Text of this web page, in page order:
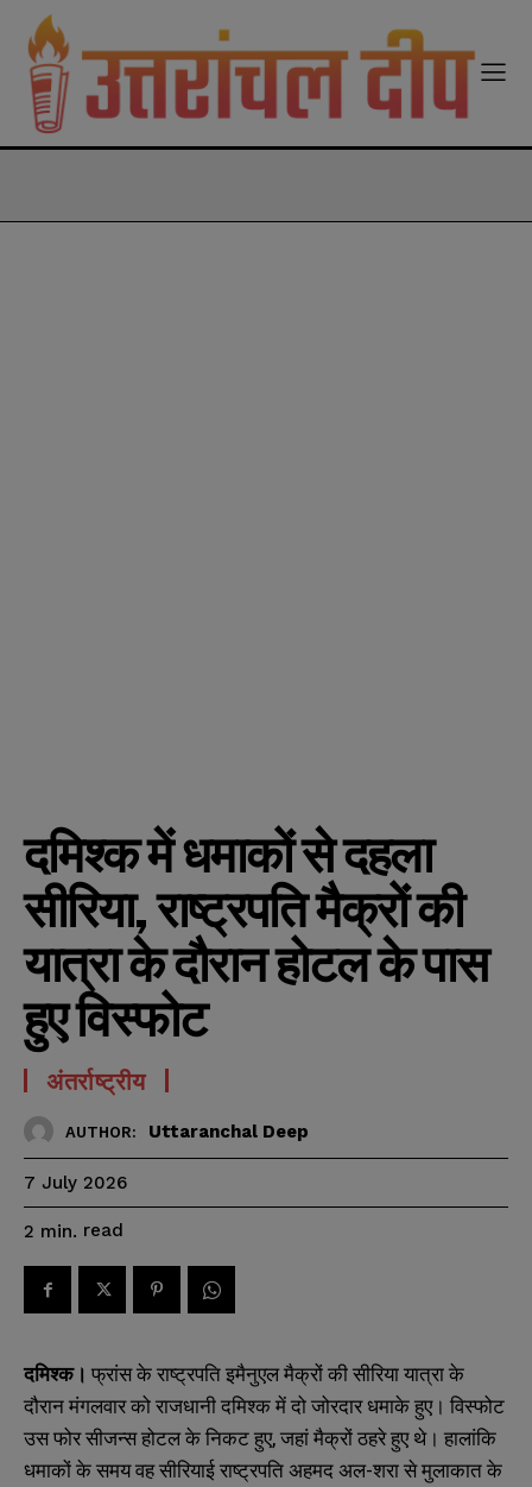
दमिश्क में धमाकों से दहला
सीरिया, राष्ट्रपति मैक्रों की
यात्रा के दौरान होटल के पास
हुए विस्फोट
अंतर्राष्ट्रीय
AUTHOR: Uttaranchal Deep
7 July 2026
2 min. read
दमिश्क। फ्रांस के राष्ट्रपति इमैनुएल मैक्रों की सीरिया यात्रा के
दौरान मंगलवार को राजधानी दमिश्क में दो जोरदार धमाके हुए। विस्फोट
उस फोर सीजन्स होटल के निकट हुए, जहां मैक्रों ठहरे हुए थे। हालांकि
धमाकों के समय वह सीरियाई राष्ट्रपति अहमद अल-शरा से मुलाकात के